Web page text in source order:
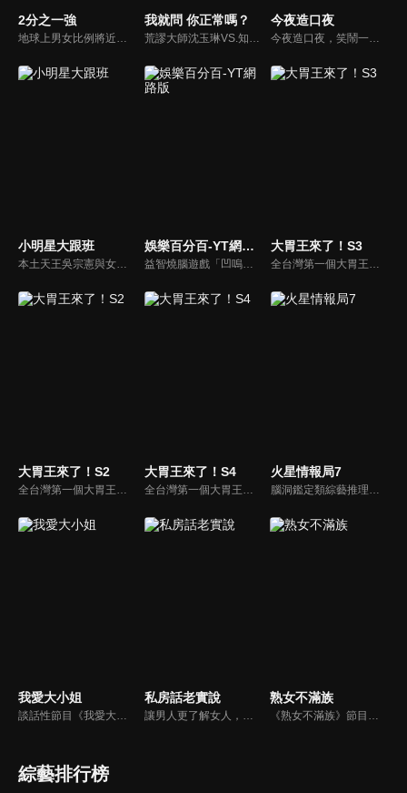
2分之一強 我就問 你正常嗎？ 今夜造口夜
今夜造口夜，笑鬧一整夜。以網路自製嘲諷節目走紅、在網路擁有廣大支持群眾和影響力的主播「視網膜」，藉此一揉合綜藝與喜劇之談話性節目，帶觀眾以輕鬆之方式，瞭解時下最熱門、最能引起共鳴的社會議題、現象和人物。 多元的切入角度、最輕鬆易懂的議題剖析、言論尺度不設限！
小明星大跟班
本土天王吳宗憲與女兒吳姍儒（Sandy）搭檔主持，每集邀請來賓暢談演藝圈大小事，父女檔聯手笑果十足，老梗搭上新世代，最新組合強勢登場！
娛樂百分百-YT網路版
益智燒腦遊戲「凹嗚狼人殺」激發你的邏輯推理能力，偶像巨星雲集，全球娛樂資訊，一手掌握不脫節！2025全新升級改版，盡在《娛樂百分百-YT網路版》！
大胃王來了！S3
全台灣第一個大胃王美食節目，由主持人帶領大胃王們及名人來賓吃遍台灣美食，每趟旅程都有不同的美食主題以及遊戲互動，並藉由大胃王幸福地享用，讓觀眾深刻了解台灣美食文化的豐富特色！
大胃王來了！S2
全台灣第一個大胃王美食節目，由主持人帶領大胃王們及名人來賓吃遍台灣美食，每趟旅程都有不同的美食主題以及遊戲互動，並藉由大胃王幸福地享用，讓觀眾深刻了解台灣美食文化的豐富特色！
大胃王來了！S4
全台灣第一個大胃王美食節目，由主持人帶領大胃王們及名人來賓吃遍台灣美食，每趟旅程都有不同的美食主題以及遊戲互動，並藉由大胃王幸福地享用，讓觀眾深刻了解台灣美食文化的豐富特色！
火星情報局7
腦洞鑑定類綜藝推理脫口秀，陣容為薛之謙、大張偉、楊迪、劉維、黃子弘凡、黃聖依、龐博等…節目圍繞著當下熱梗熱點、觀眾的興趣點、共鳴點展開故事；火星特工廣發英雄帖正面對撞，迎戰近年最出圈、最有趣、最敢說的廠牌大咖們。真金不怕火煉！一場席卷全網的廠牌巔峰之戰即將展開！
我愛大小姐
談話性節目《我愛大小姐》是由吳淡如、林慧萍主持的一檔談話性節目，講訴女人間的那些事。
私房話老實說
讓男人更了解女人，女人更了解自己 ，揭密女性私房話，讓療癒專家教你更愛自己！由于美人和納豆攜手主持，更多你想知道的女性私密話題都在《私房話老實說》。
熟女不滿族
《熟女不滿族》節目主題均有關25-49歲的未婚女性，這些熟女們漂亮卻擔心嫁不出去，獨立卻希望有人疼，最怕寂寞，只能用工作填滿時間，她們是最矛盾最不滿足的一群人。
綜藝排行榜